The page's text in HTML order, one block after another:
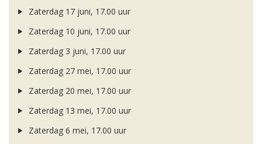
Zaterdag 17 juni, 17.00 uur
Zaterdag 10 juni, 17.00 uur
Zaterdag 3 juni, 17.00 uur
Zaterdag 27 mei, 17.00 uur
Zaterdag 20 mei, 17.00 uur
Zaterdag 13 mei, 17.00 uur
Zaterdag 6 mei, 17.00 uur